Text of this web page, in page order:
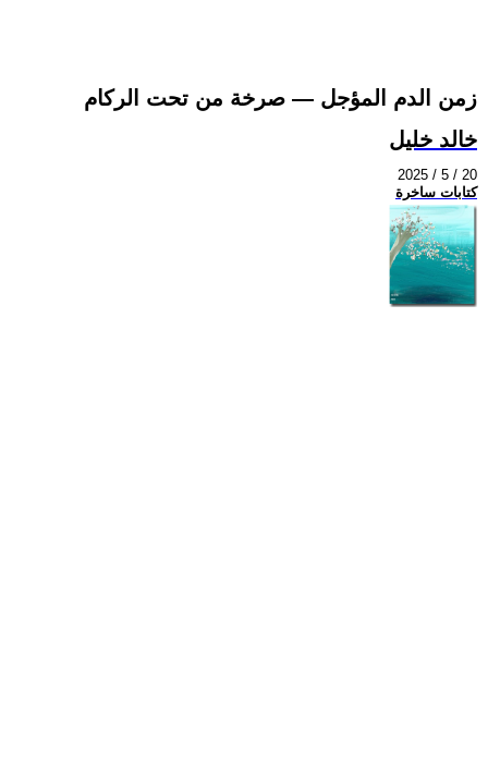
زمن الدم المؤجل — صرخة من تحت الركام
خالد خليل
2025 / 5 / 20
كتابات ساخرة